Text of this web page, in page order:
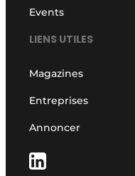
Events
LIENS UTILES
Magazines
Entreprises
Annoncer